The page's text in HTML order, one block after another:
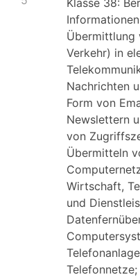
Klasse 38:
Übermittlung
Verkehr) in
Nachrichten
Form von
Newslettern
von
Übermitteln
Wirtschaft,
und
Telefonnetze;